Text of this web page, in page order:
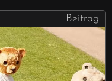
Beitrag